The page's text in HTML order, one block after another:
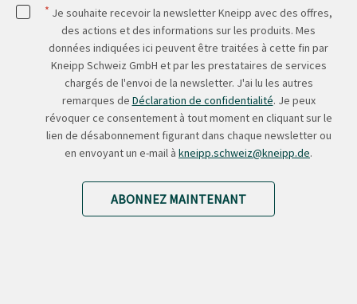
* Je souhaite recevoir la newsletter Kneipp avec des offres,
des actions et des informations sur les produits. Mes
données indiquées ici peuvent être traitées à cette fin par
Kneipp Schweiz GmbH et par les prestataires de services
chargés de l'envoi de la newsletter. J'ai lu les autres
remarques de Déclaration de confidentialité. Je peux
révoquer ce consentement à tout moment en cliquant sur le
lien de désabonnement figurant dans chaque newsletter ou
en envoyant un e-mail à kneipp.schweiz@kneipp.de.
ABONNEZ MAINTENANT